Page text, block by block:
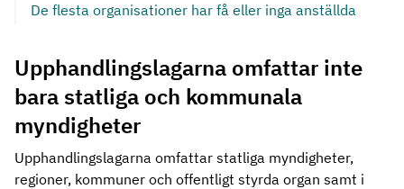
De flesta organisationer har få eller inga anställda
Upphandlingslagarna omfattar inte
bara statliga och kommunala
myndigheter
Upphandlingslagarna omfattar statliga myndigheter,
regioner, kommuner och offentligt styrda organ samt i